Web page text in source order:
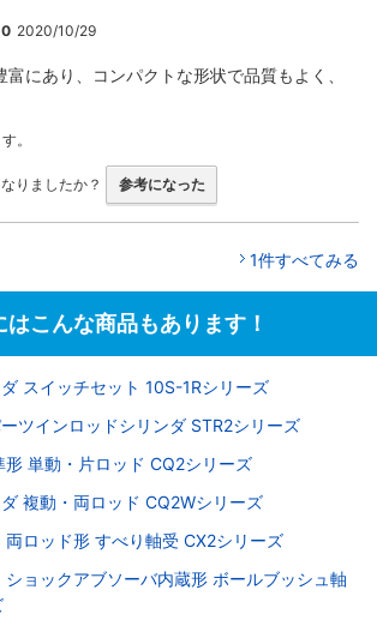
4
2020/10/29
にあり、コンパクトな形状で品質もよく、
。
りましたか？ 参考になった
1件すべてみる
こんな商品もあります！
スイッチセット 10S-1Rシリーズ
ツインロッドシリンダ STR2シリーズ
単動・片ロッド CQ2シリーズ
複動・両ロッド CQ2Wシリーズ
両ロッド形 すべり軸受 CX2シリーズ
ショックアブソーバ内蔵形 ボールブッシュ軸